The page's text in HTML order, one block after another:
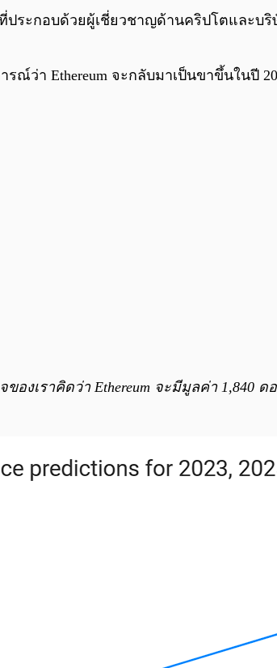
ประกอบด้วยผู้เชี่ยวชาญด้านคริปโตและบ
ณ์ว่า Ethereum จะกลับมาเป็นขาขึ้นในปี
องเราคิดว่า Ethereum จะมีมูลค่า 1,840